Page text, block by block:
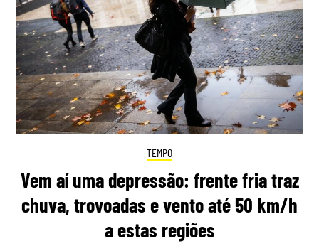
TEMPO
Vem aí uma depressão: frente fria traz
chuva, trovoadas e vento até 50 km/h
a estas regiões